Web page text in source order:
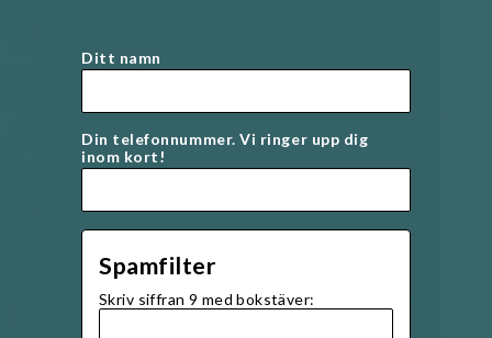
Ditt namn
Din telefonnummer. Vi ringer upp dig
inom kort!
Spamfilter
Skriv siffran 9 med bokstäver: